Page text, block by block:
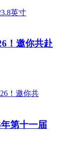
！邀你共赴
第十一届